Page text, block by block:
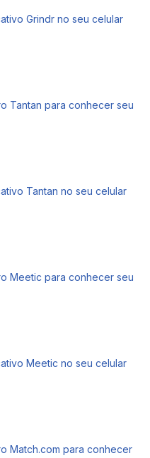
Grindr no seu celular
Tantan para conhecer seu
Tantan no seu celular
Meetic para conhecer seu
Meetic no seu celular
Match.com para conhecer